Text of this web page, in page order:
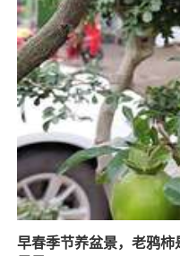
早春季节养盆景，老鸦